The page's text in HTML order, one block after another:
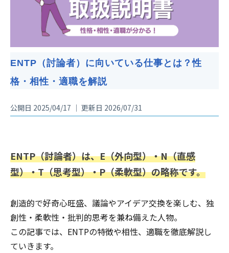
ENTP（討論者）に向いている仕事とは？性
格・相性・適職を解説
公開日 2025/04/17 ｜ 更新日 2026/07/31
ENTP（討論者）は、E（外向型）・N（直感
型）・T（思考型）・P（柔軟型）の略称です。
創造的で好奇心旺盛、議論やアイデア交換を楽しむ、独
創性・柔軟性・批判的思考を兼ね備えた人物。
この記事では、ENTPの特徴や相性、適職を徹底解説し
ていきます。